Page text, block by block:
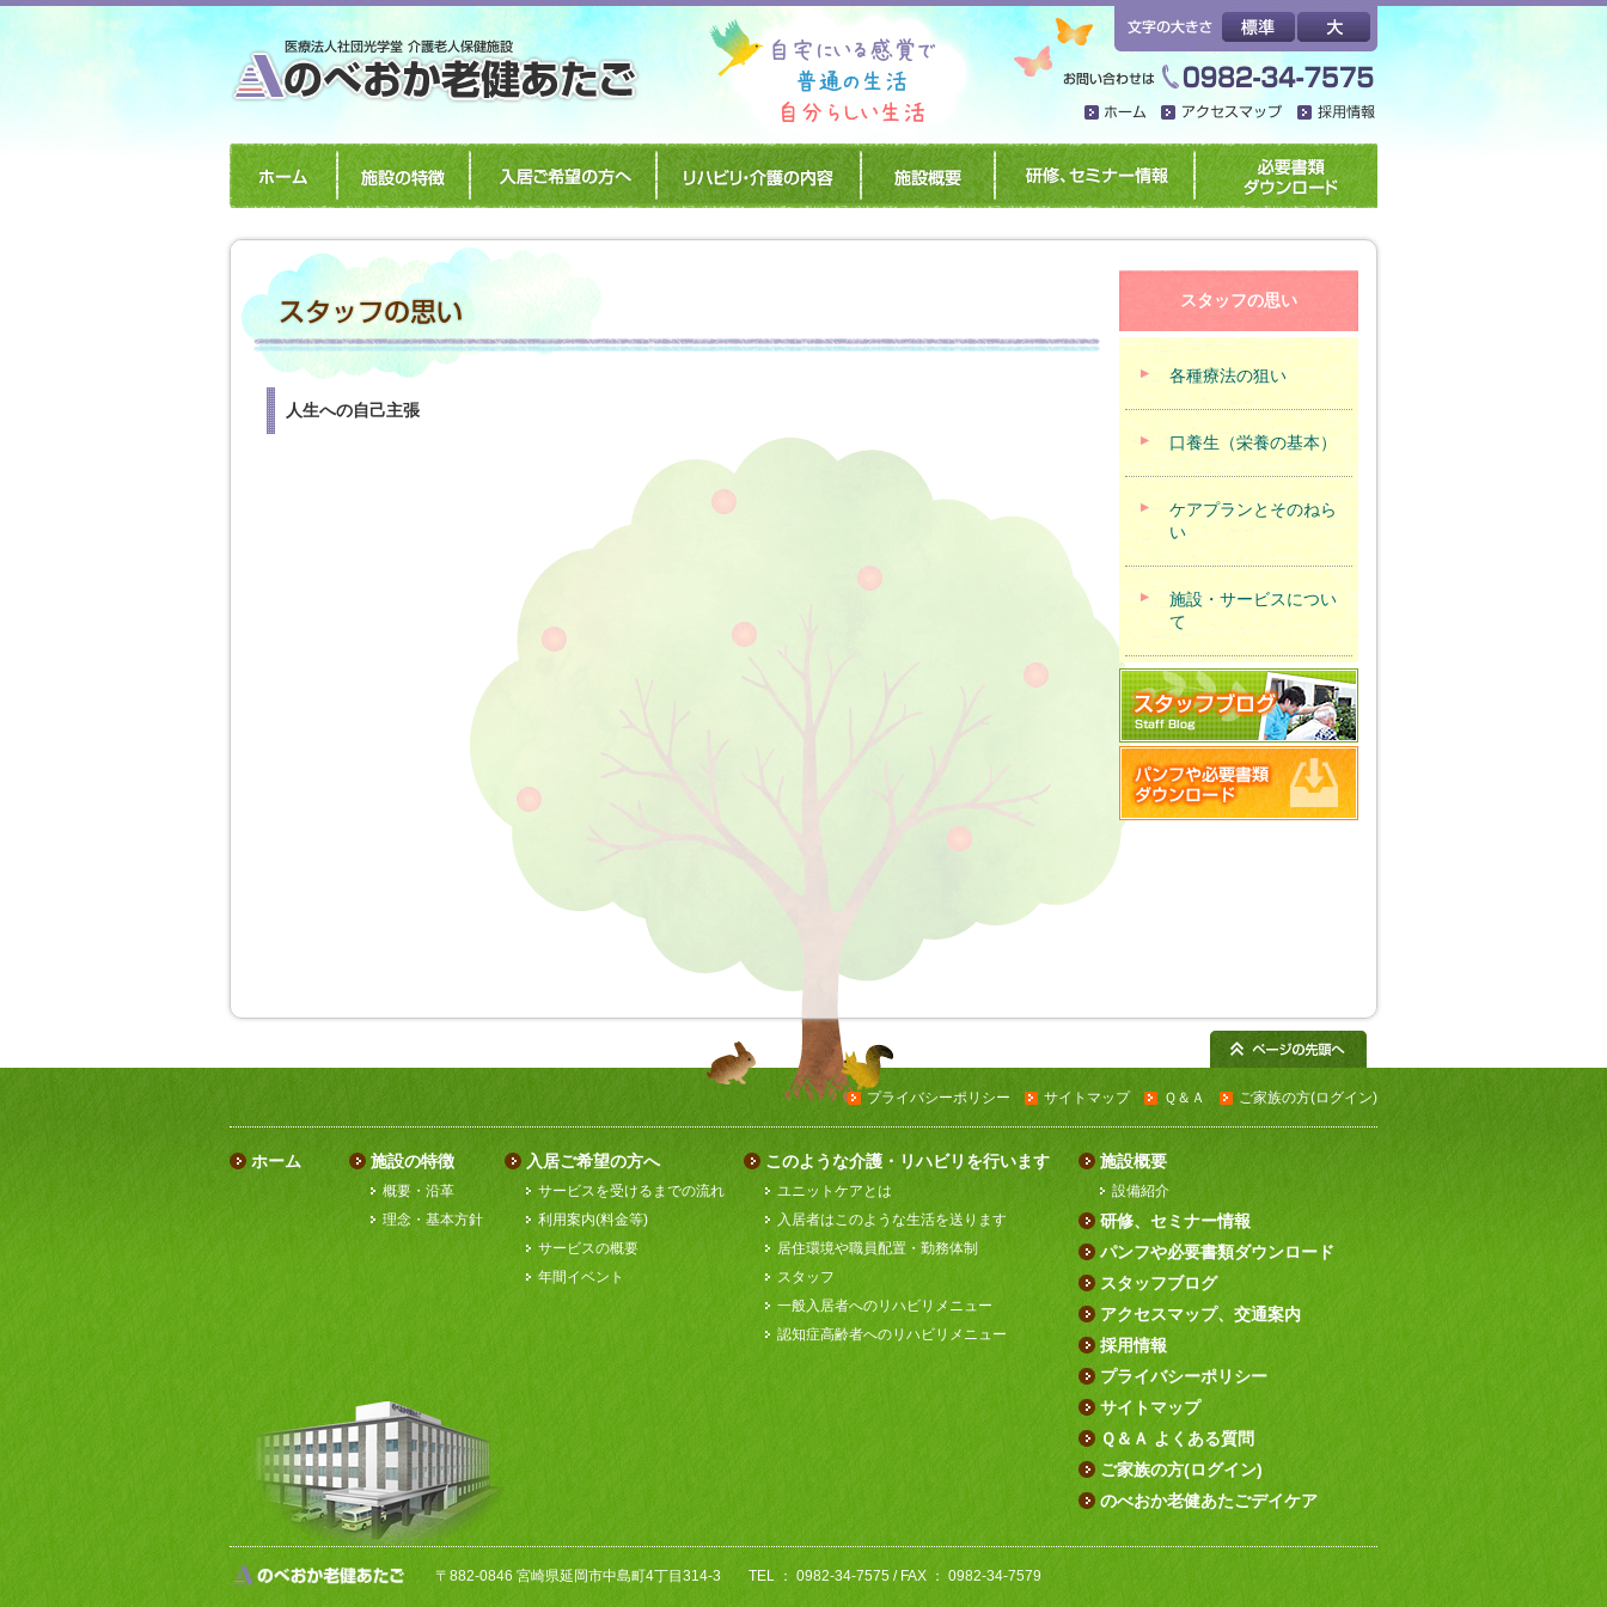
人生への自己主張
スタッフの思い
各種療法の狙い
口養生（栄養の基本）
ケアプランとそのねら
い
施設・サービスについ
て
プライバシーポリシー サイトマップ Ｑ＆Ａ ご家族の方(ログイン)
ホーム 施設の特徴
概要・沿革
理念・基本方針
入居ご希望の方へ
サービスを受けるまでの流れ
利用案内(料金等)
サービスの概要
年間イベント
このような介護・リハビリを行います
ユニットケアとは
入居者はこのような生活を送ります
居住環境や職員配置・勤務体制
スタッフ
一般入居者へのリハビリメニュー
認知症高齢者へのリハビリメニュー
施設概要
設備紹介
研修、セミナー情報
パンフや必要書類ダウンロード
スタッフブログ
アクセスマップ、交通案内
採用情報
プライバシーポリシー
サイトマップ
Ｑ＆Ａ よくある質問
ご家族の方(ログイン)
のべおか老健あたごデイケア
〒882-0846 宮崎県延岡市中島町4丁目314-3 TEL ： 0982-34-7575 / FAX ： 0982-34-7579